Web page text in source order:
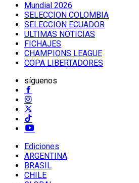
Mundial 2026
SELECCION COLOMBIA
SELECCION ECUADOR
ULTIMAS NOTICIAS
FICHAJES
CHAMPIONS LEAGUE
COPA LIBERTADORES
síguenos
Ediciones
ARGENTINA
BRASIL
CHILE